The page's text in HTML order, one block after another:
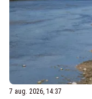
7 aug. 2026, 14:37